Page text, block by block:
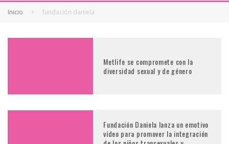
Inicio fundación daniela
Metlife se compromete con la
diversidad sexual y de género
Fundación Daniela lanza un emotivo
vídeo para promover la integración